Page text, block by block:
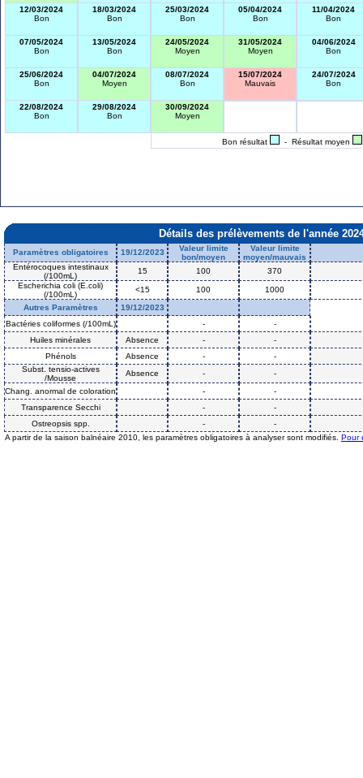
12/03/2024
Bon
18/03/2024
Bon
25/03/2024
Bon
05/04/2024
Bon
11/04/2024
Bon
07/05/2024
Bon
13/05/2024
Bon
24/05/2024
Moyen
31/05/2024
Moyen
04/06/2024
Bon
25/06/2024
Bon
04/07/2024
Moyen
08/07/2024
Bon
15/07/2024
Mauvais
24/07/2024
Bon
22/08/2024
Bon
29/08/2024
Bon
30/09/2024
Moyen
Bon résultat - Résultat moyen
Détails des prélèvements de l'année
Paramètres obligatoires 19/12/2023
Valeur limite
bon/moyen
Valeur limite
moyen/mauvais
Entérocoques intestinaux
(/100mL)
15 100
370
Escherichia coli (E.coli)
(/100mL)
<15 100
1000
Autres Paramètres
19/12/2023
Bactéries coliformes (/100mL)
-
-
Huiles minérales
Absence -
-
Phénols
Absence -
-
Subst. tensio-actives
/Mousse
Absence -
-
Chang. anormal de coloration
-
-
Transparence Secchi
-
-
Ostreopsis spp.
-
-
A partir de la saison balnéaire 2010, les paramètres obligatoires à analyser sont modifiés. Pour